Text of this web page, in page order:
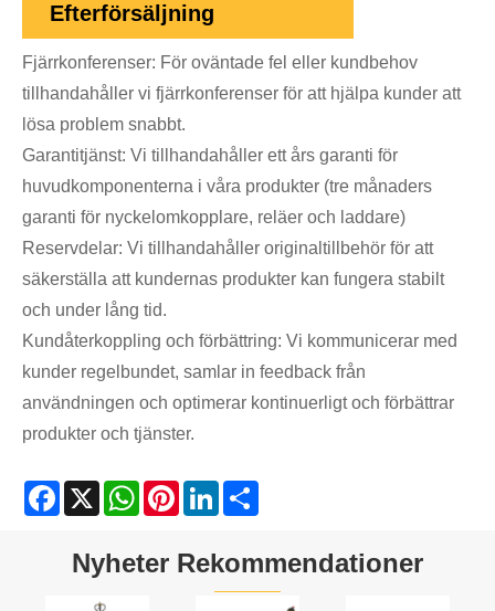
Efterförsäljning
Fjärrkonferenser: För oväntade fel eller kundbehov
tillhandahåller vi fjärrkonferenser för att hjälpa kunder att
lösa problem snabbt.
Garantitjänst: Vi tillhandahåller ett års garanti för
huvudkomponenterna i våra produkter (tre månaders
garanti för nyckelomkopplare, reläer och laddare)
Reservdelar: Vi tillhandahåller originaltillbehör för att
säkerställa att kundernas produkter kan fungera stabilt
och under lång tid.
Kundåterkoppling och förbättring: Vi kommunicerar med
kunder regelbundet, samlar in feedback från
användningen och optimerar kontinuerligt och förbättrar
produkter och tjänster.
Facebook
X WhatsApp
PinterestLinkedIn
Nyheter Rekommendationer